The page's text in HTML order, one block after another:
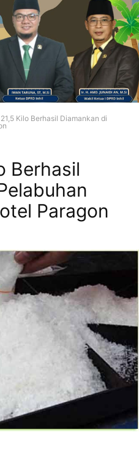
Kilo Berhasil Diamankan di
Berhasil
Paragon